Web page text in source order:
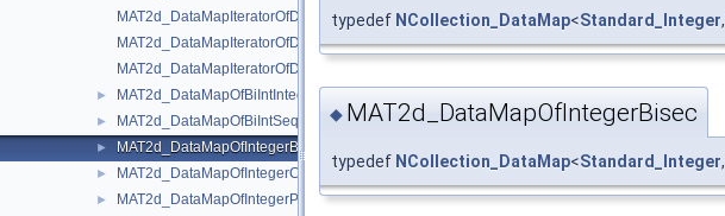
MAT2d_DataMapIteratorOfDataMapOfIntegerPnt2d.hxx
MAT2d_DataMapIteratorOfDataMapOfIntegerSequenceOfConnexion.hxx
MAT2d_DataMapIteratorOfDataMapOfIntegerVec2d.hxx
► MAT2d_DataMapOfBiIntInteger.hxx
► MAT2d_DataMapOfBiIntSequenceOfInteger.hxx
► MAT2d_DataMapOfIntegerBisec.hxx
► MAT2d_DataMapOfIntegerConnexion.hxx
► MAT2d_DataMapOfIntegerPnt2d.hxx
typedef NCollection_DataMap<Standard_Integer,
◆ MAT2d_DataMapOfIntegerBisec
typedef NCollection_DataMap<Standard_Integer,